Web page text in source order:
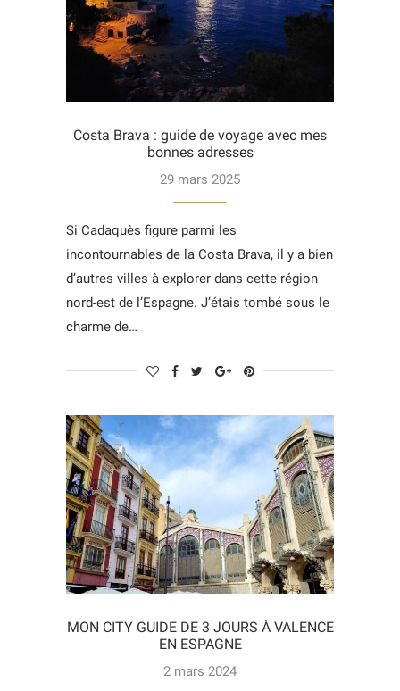
Costa Brava : guide de voyage avec mes
bonnes adresses
29 mars 2025
Si Cadaquès figure parmi les
incontournables de la Costa Brava, il y a bien
d’autres villes à explorer dans cette région
nord-est de l’Espagne. J’étais tombé sous le
charme de…
MON CITY GUIDE DE 3 JOURS À VALENCE
EN ESPAGNE
2 mars 2024